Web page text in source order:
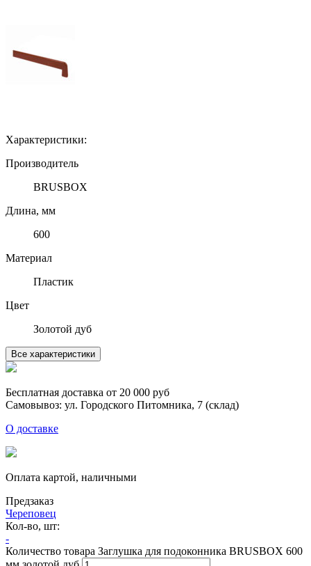
Характеристики:
Производитель
BRUSBOX
Длина, мм
600
Материал
Пластик
Цвет
Золотой дуб
Все характеристики
Бесплатная доставка от 20 000 руб
Самовывоз: ул. Городского Питомника, 7 (склад)
О доставке
Оплата картой, наличными
Предзаказ
Череповец
Кол-во, шт:
-
Количество товара Заглушка для подоконника BRUSBOX 600